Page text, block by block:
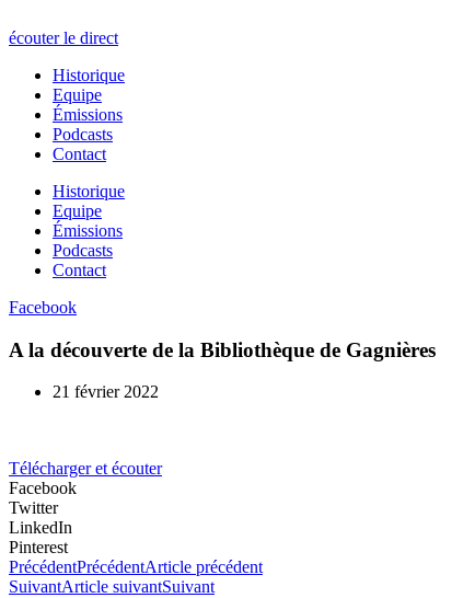
écouter le direct
Historique
Equipe
Émissions
Podcasts
Contact
Historique
Equipe
Émissions
Podcasts
Contact
Facebook
A la découverte de la Bibliothèque de Gagnières
21 février 2022
Télécharger et écouter
Facebook
Twitter
LinkedIn
Pinterest
PrécédentPrécédentArticle précédent
SuivantArticle suivantSuivant